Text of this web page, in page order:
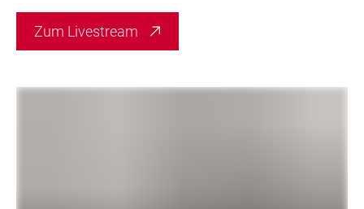
Zum Livestream